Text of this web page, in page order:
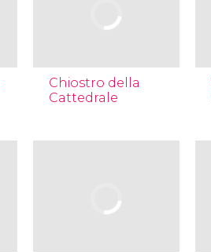
Chiostro della
Cattedrale